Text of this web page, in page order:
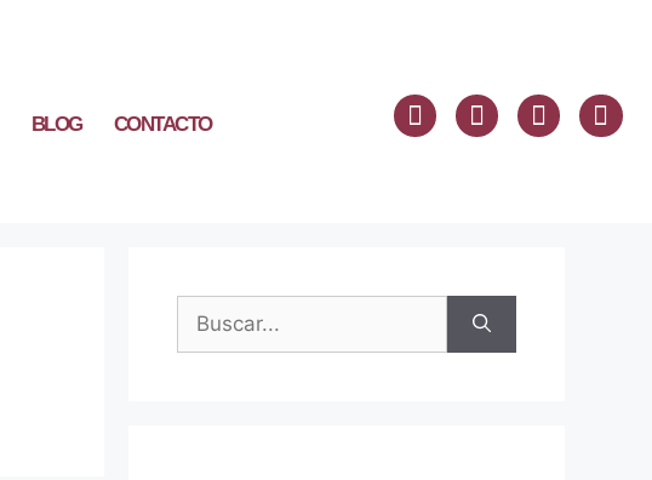
BLOG CONTACTO